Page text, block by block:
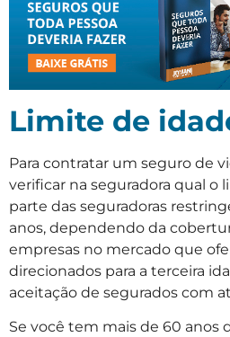
Limite de
Para contratar um seguro de
verificar na seguradora qual o
parte das seguradoras
anos, dependendo da
empresas no mercado que
direcionados para a terceira
aceitação de segurados com
Se você tem mais de 60 anos